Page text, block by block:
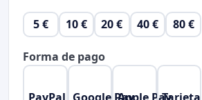
5 € 10 € 20 € 40 € 80 €
Forma de pago